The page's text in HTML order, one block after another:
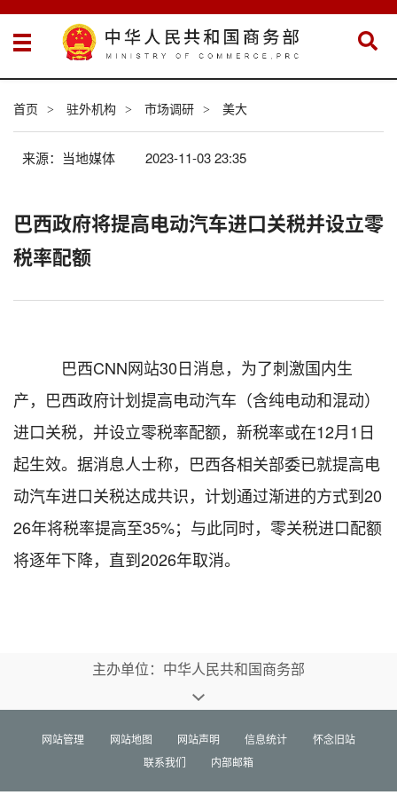
首页 > 驻外机构 > 市场调研 > 美大
来源：当地媒体 2023-11-03 23:35
巴西政府将提高电动汽车进口关税并设立零
税率配额
巴西CNN网站30日消息，为了刺激国内生
产，巴西政府计划提高电动汽车（含纯电动和混动）
进口关税，并设立零税率配额，新税率或在12月1日
起生效。据消息人士称，巴西各相关部委已就提高电
动汽车进口关税达成共识，计划通过渐进的方式到20
26年将税率提高至35%；与此同时，零关税进口配额
将逐年下降，直到2026年取消。
主办单位：中华人民共和国商务部
网站管理 网站地图 网站声明 信息统计
怀念旧站
联系我们
内部邮箱